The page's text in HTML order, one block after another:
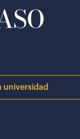
universidad